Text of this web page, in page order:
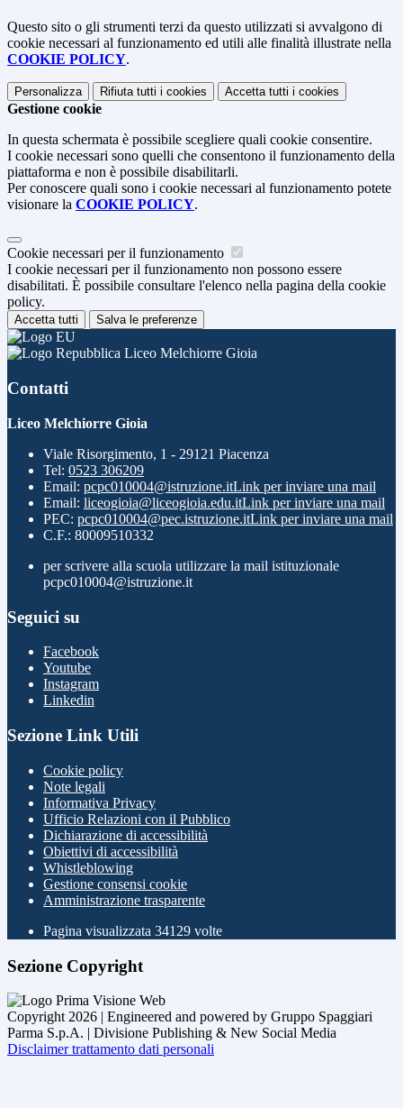
Questo sito o gli strumenti terzi da questo utilizzati si avvalgono di
cookie necessari al funzionamento ed utili alle finalità illustrate nella
COOKIE POLICY.
Personalizza Rifiuta tutti i cookies Accetta tutti i cookies
Gestione cookie
In questa schermata è possibile scegliere quali cookie consentire.
I cookie necessari sono quelli che consentono il funzionamento della
piattaforma e non è possibile disabilitarli.
Per conoscere quali sono i cookie necessari al funzionamento potete
visionare la COOKIE POLICY.
Cookie necessari per il funzionamento
I cookie necessari per il funzionamento non possono essere
disabilitati. È possibile consultare l'elenco nella pagina della cookie
policy.
Accetta tutti Salva le preferenze
Liceo Melchiorre Gioia
Contatti
Liceo Melchiorre Gioia
Viale Risorgimento, 1 - 29121 Piacenza
Tel: 0523 306209
Email: pcpc010004@istruzione.itLink per inviare una mail
Email: liceogioia@liceogioia.edu.itLink per inviare una mail
PEC: pcpc010004@pec.istruzione.itLink per inviare una mail
C.F.: 80009510332
per scrivere alla scuola utilizzare la mail istituzionale
pcpc010004@istruzione.it
Seguici su
Facebook
Youtube
Instagram
Linkedin
Sezione Link Utili
Cookie policy
Note legali
Informativa Privacy
Ufficio Relazioni con il Pubblico
Dichiarazione di accessibilità
Obiettivi di accessibilità
Whistleblowing
Gestione consensi cookie
Amministrazione trasparente
Pagina visualizzata 34129 volte
Sezione Copyright
Copyright 2026 | Engineered and powered by Gruppo Spaggiari
Parma S.p.A. | Divisione Publishing & New Social Media
Disclaimer trattamento dati personali